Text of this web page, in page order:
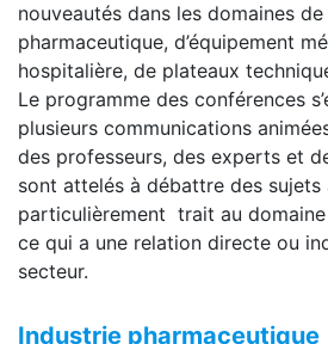
nouveautés dans les domaines de
pharmaceutique, d’équipement
hospitalière, de plateaux
Le programme des conférences
plusieurs communications
des professeurs, des experts et
sont attelés à débattre des sujets
particulièrement trait au
ce qui a une relation directe ou
secteur.
Industrie pharmaceutique